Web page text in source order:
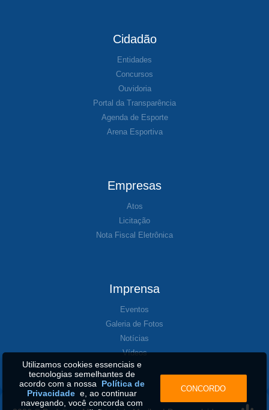
Cidadão
Entidades
Concursos
Ouvidoria
Portal da Transparência
Agenda de Esporte
Arena Esportiva
Empresas
Atos
Licitação
Nota Fiscal Eletrônica
Imprensa
Eventos
Galeria de Fotos
Notícias
Vídeos
Utilizamos cookies essenciais e
tecnologias semelhantes de
acordo com a nossa Política de
Privacidadee, ao continuar
navegando, você concorda com
CONCORDO